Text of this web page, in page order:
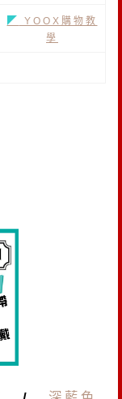
◤
YOOX購物教
學